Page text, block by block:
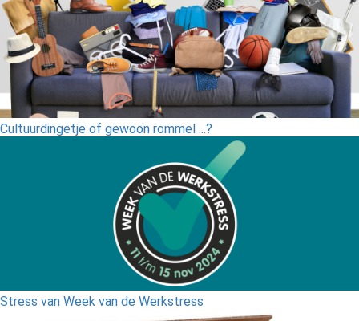
Cultuurdingetje of gewoon rommel ...?
Stress van Week van de Werkstress